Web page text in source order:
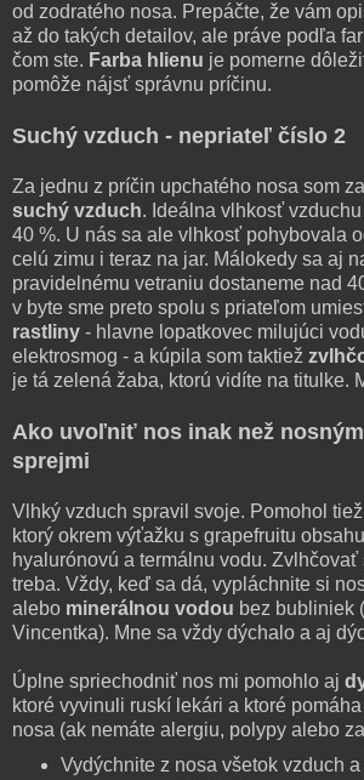
od zodratého nosa. Prepáčte, že vám
až do takých detailov, ale práve podľa
čom ste. Farba hlienu je pomerne
pomôže nájsť správnu príčinu.
Suchý vzduch - nepriateľ číslo 2
Za jednu z príčin upchatého nosa som
suchý vzduch. Ideálna vlhkosť
40 %. U nás sa ale vlhkosť pohybovala
celú zimu i teraz na jar. Málokedy sa aj
pravidelnému vetraniu dostaneme nad
v byte sme preto spolu s priateľom
rastliny - hlavne lopatkovec milujúci
elektrosmog - a kúpila som taktiež
je tá zelená žaba, ktorú vidíte na titulke.
Ako uvoľniť nos inak než
sprejmi
Vlhký vzduch spravil svoje. Pomohol tiež
ktorý okrem výťažku s grapefruitu
hyalurónovú a termálnu vodu.
treba. Vždy, keď sa dá, vypláchnite si
alebo minerálnou vodou bez bubliniek
Vincentka). Mne sa vždy dýchalo a aj
Úplne spriechodniť nos mi pomohlo aj
ktoré vyvinuli ruskí lekári a ktoré
nosa (ak nemáte alergiu, polypy alebo
Vydýchnite z nosa všetok vzduch